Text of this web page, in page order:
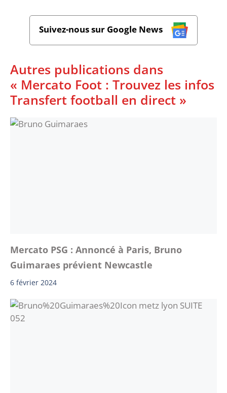
Suivez-nous sur Google News
Autres publications dans
« Mercato Foot : Trouvez les infos
Transfert football en direct »
Mercato PSG : Annoncé à Paris, Bruno
Guimaraes prévient Newcastle
6 février 2024